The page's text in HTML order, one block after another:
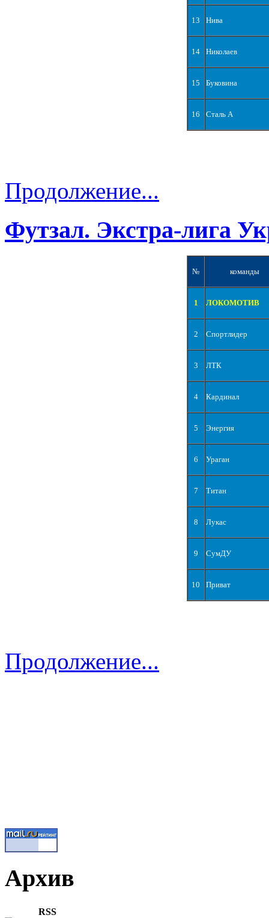
13 Нива
14 Николаев
15 Буковина
16 Сталь А
Продолжение...
Футзал. Экстра-лига
№ команды
1 ЛОКОМОТИВ
2 Спортлидер
3 ЛТК
4 Кардинал
5 Энергия
6 Ураган
7 Титан
8 Лукас
9 СумДУ
10 Приват
Продолжение...
Архив
RSS